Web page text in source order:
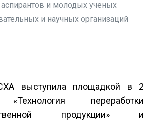
аспирантов и молодых ученых
и научных организаций
выступила площадкой в 2
«Технология переработки
продукции» и